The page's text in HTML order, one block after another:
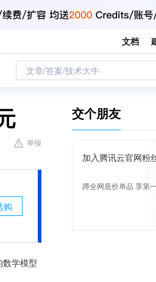
文档
文章/答案/技术大牛
举报
购
数学模型
交个朋友
加入腾讯云官网粉
蹲全网底价单品 享第